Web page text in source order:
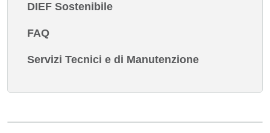
DIEF Sostenibile
FAQ
Servizi Tecnici e di Manutenzione